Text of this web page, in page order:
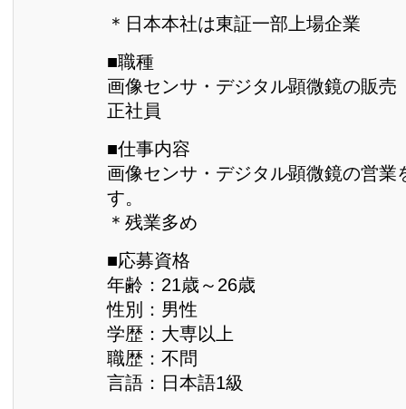
＊日本本社は東証一部上場企業
■職種
画像センサ・デジタル顕微鏡の販売
正社員
■仕事内容
画像センサ・デジタル顕微鏡の営業
す。
＊残業多め
■応募資格
年齢：21歳～26歳
性別：男性
学歴：大専以上
職歴：不問
言語：日本語1級